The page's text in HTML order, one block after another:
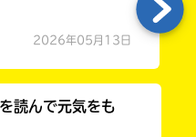
2026年05月13日
読んで元気をも